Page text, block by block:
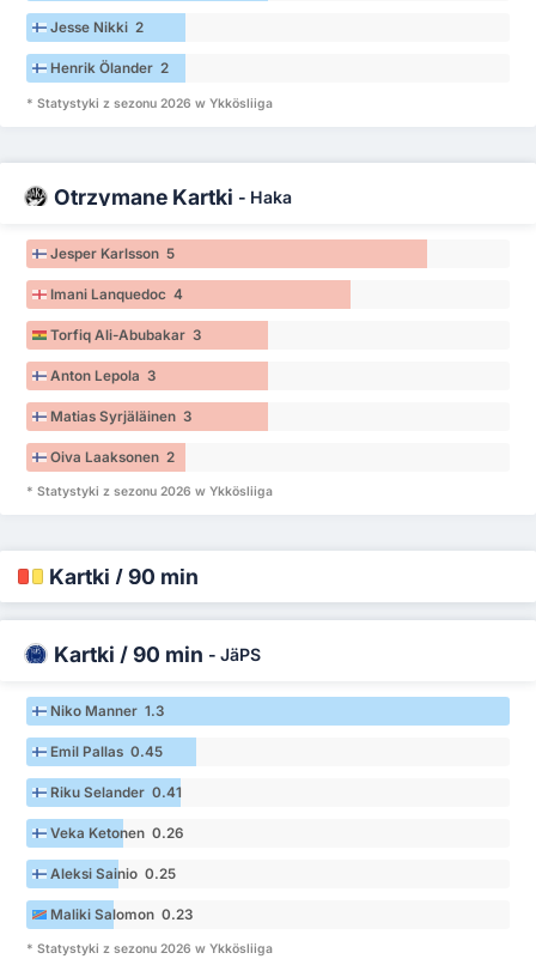
Jesse Nikki 2
Henrik Ölander 2
* Statystyki z sezonu 2026 w Ykkösliiga
Otrzymane Kartki - Haka
Jesper Karlsson 5
Imani Lanquedoc 4
Torfiq Ali-Abubakar 3
Anton Lepola 3
Matias Syrjäläinen 3
Oiva Laaksonen 2
* Statystyki z sezonu 2026 w Ykkösliiga
Kartki / 90 min
Kartki / 90 min - JäPS
Niko Manner 1.3
Emil Pallas 0.45
Riku Selander 0.41
Veka Ketonen 0.26
Aleksi Sainio 0.25
Maliki Salomon 0.23
* Statystyki z sezonu 2026 w Ykkösliiga